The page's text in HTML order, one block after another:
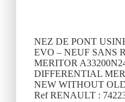
NEZ DE PONT
EVO – NEUF SANS
MERITOR
DIFFERENTIAL
NEW WITHOUT
Ref RENAULT :